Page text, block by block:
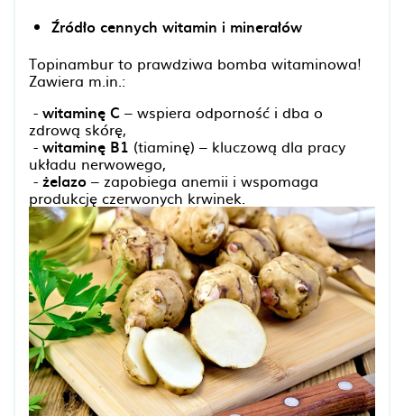
Źródło cennych witamin i minerałów
Topinambur to prawdziwa bomba witaminowa!
Zawiera m.in.:
- witaminę C – wspiera odporność i dba o
zdrową skórę,
- witaminę B1 (tiaminę) – kluczową dla pracy
układu nerwowego,
- żelazo – zapobiega anemii i wspomaga
produkcję czerwonych krwinek.